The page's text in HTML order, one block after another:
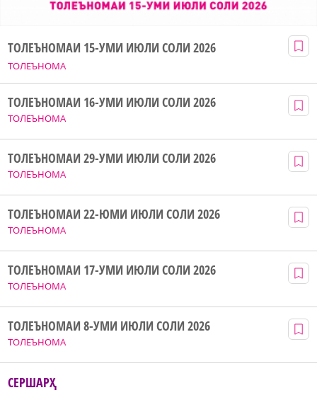
ТОЛЕЪНОМА
ТОЛЕЪНОМАИ 15-УМИ ИЮЛИ СОЛИ 2026
ТОЛЕЪНОМА
ТОЛЕЪНОМАИ 16-УМИ ИЮЛИ СОЛИ 2026
ТОЛЕЪНОМА
ТОЛЕЪНОМАИ 29-УМИ ИЮЛИ СОЛИ 2026
ТОЛЕЪНОМА
ТОЛЕЪНОМАИ 22-ЮМИ ИЮЛИ СОЛИ 2026
ТОЛЕЪНОМА
ТОЛЕЪНОМАИ 17-УМИ ИЮЛИ СОЛИ 2026
ТОЛЕЪНОМА
ТОЛЕЪНОМАИ 8-УМИ ИЮЛИ СОЛИ 2026
СЕРШАРҲ